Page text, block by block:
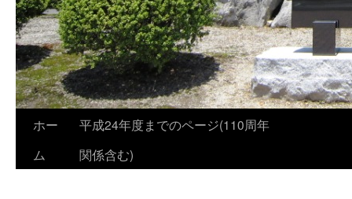
コホー
ム
平成24年度までのページ(110周年
関係含む)